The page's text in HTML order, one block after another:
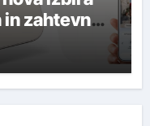
zahtevne